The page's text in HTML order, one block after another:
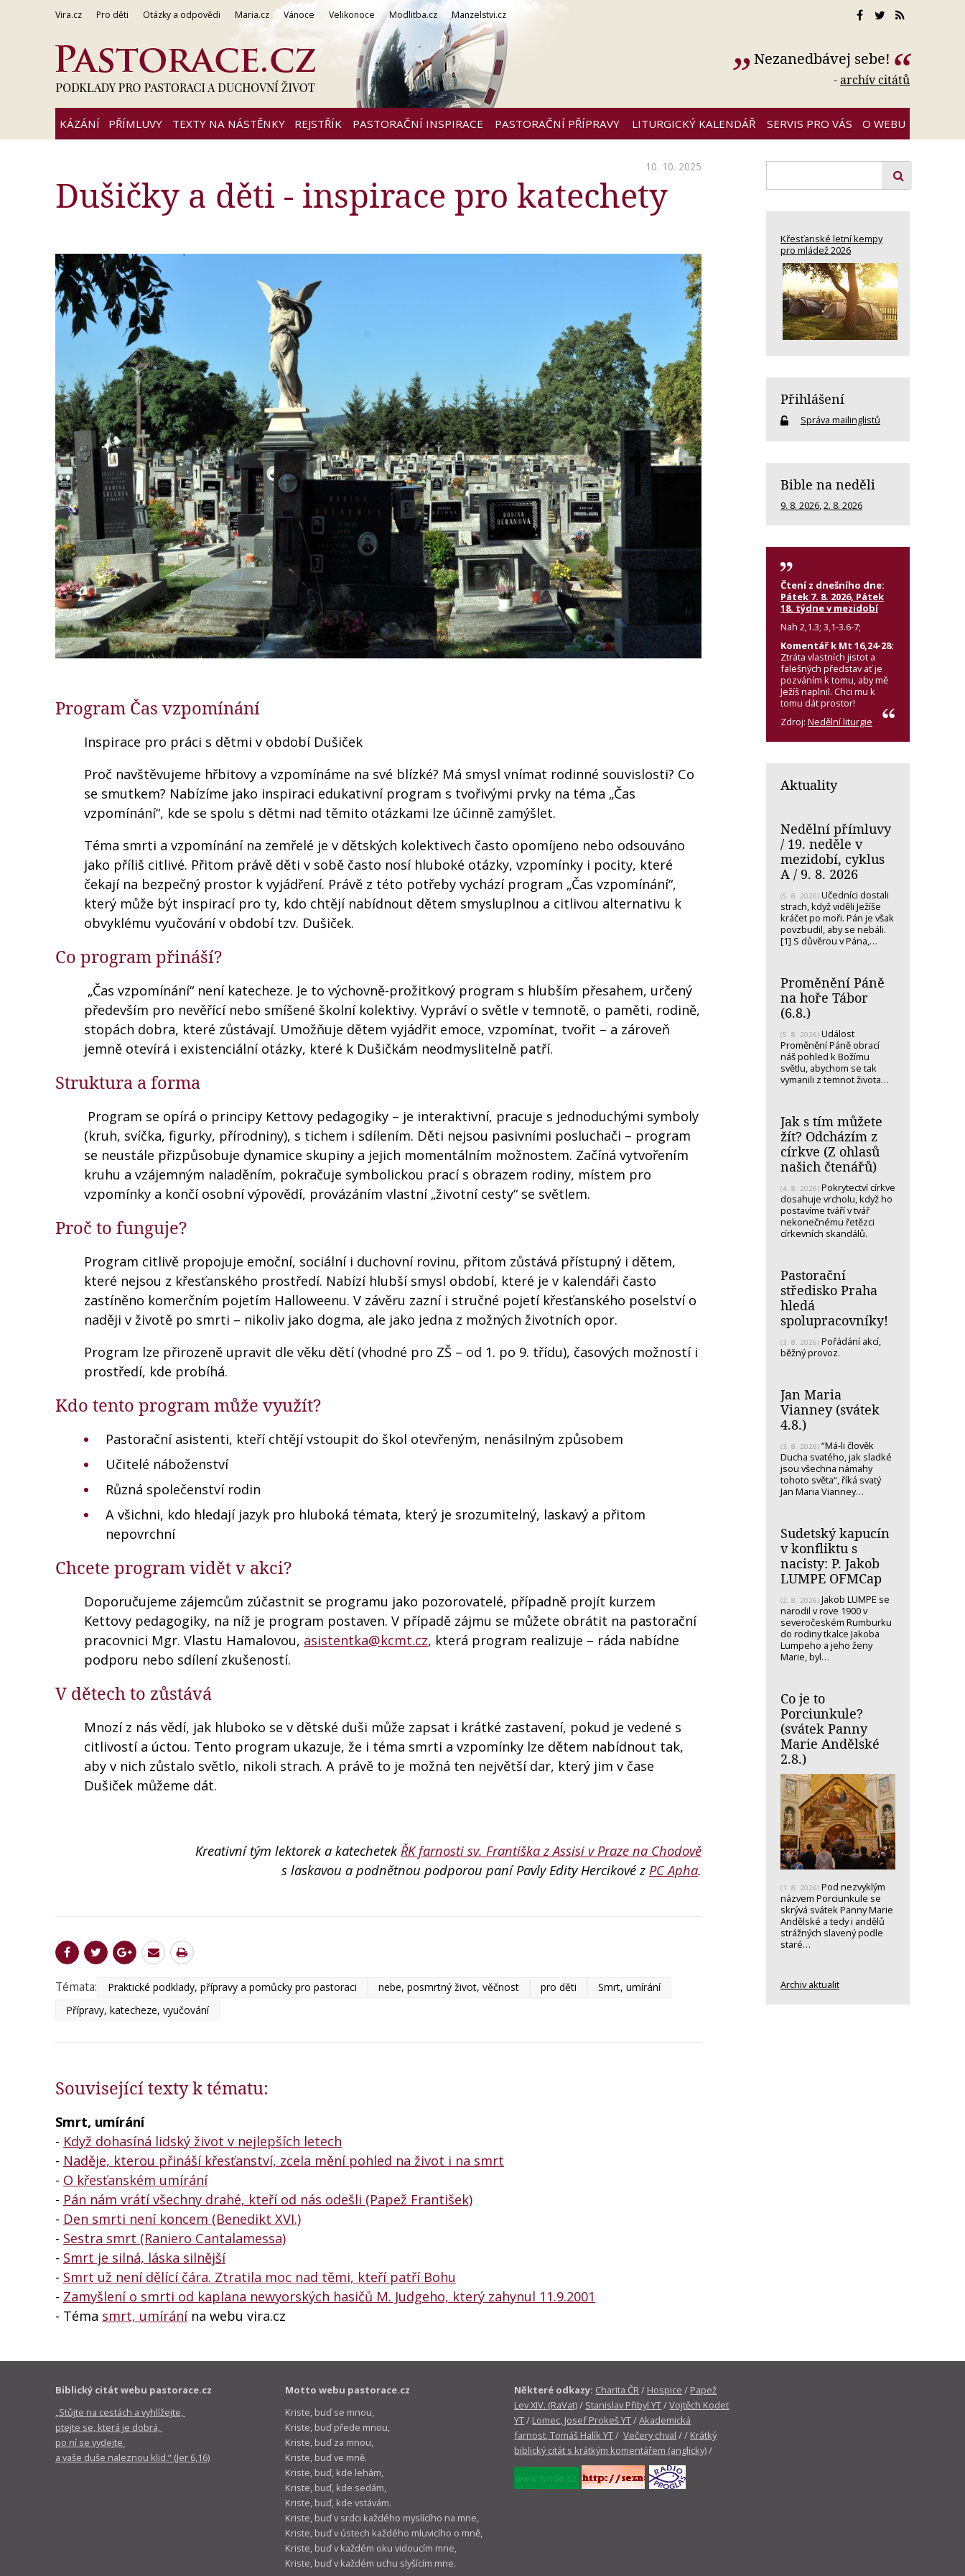
Vira.cz Pro děti Otázky a odpovědi Maria.cz Vánoce Velikonoce Modlitba.cz Manzelstvi.cz
Nezanedbávej sebe!
-archív citátů
KÁZÁNÍ PŘÍMLUVY TEXTY NA NÁSTĚNKY REJSTŘÍK PASTORAČNÍ INSPIRACE PASTORAČNÍ PŘÍPRAVY LITURGICKÝ KALENDÁŘ SERVIS PRO VÁS O WEBU
10. 10. 2025
Dušičky a děti - inspirace pro katechety
Program Čas vzpomínání
Inspirace pro práci s dětmi v období Dušiček
Proč navštěvujeme hřbitovy a vzpomínáme na své blízké? Má smysl vnímat rodinné souvislosti? Co
se smutkem? Nabízíme jako inspiraci edukativní program s tvořivými prvky na téma „Čas
vzpomínání“, kde se spolu s dětmi nad těmito otázkami lze účinně zamýšlet.
Téma smrti a vzpomínání na zemřelé je v dětských kolektivech často opomíjeno nebo odsouváno
jako příliš citlivé. Přitom právě děti v sobě často nosí hluboké otázky, vzpomínky i pocity, které
čekají na bezpečný prostor k vyjádření. Právě z této potřeby vychází program „Čas vzpomínání“,
který může být inspirací pro ty, kdo chtějí nabídnout dětem smysluplnou a citlivou alternativu k
obvyklému vyučování v období tzv. Dušiček.
Co program přináší?
„Čas vzpomínání“ není katecheze. Je to výchovně-prožitkový program s hlubším přesahem, určený
především pro nevěřící nebo smíšené školní kolektivy. Vypráví o světle v temnotě, o paměti, rodině,
stopách dobra, které zůstávají. Umožňuje dětem vyjádřit emoce, vzpomínat, tvořit – a zároveň
jemně otevírá i existenciální otázky, které k Dušičkám neodmyslitelně patří.
Struktura a forma
Program se opírá o principy Kettovy pedagogiky – je interaktivní, pracuje s jednoduchými symboly
(kruh, svíčka, figurky, přírodniny), s tichem i sdílením. Děti nejsou pasivními posluchači – program
se neustále přizpůsobuje dynamice skupiny a jejich momentálním možnostem. Začíná vytvořením
kruhu a vzájemným naladěním, pokračuje symbolickou prací s obrazem rodiny, místem pro
vzpomínky a končí osobní výpovědí, provázáním vlastní „životní cesty“ se světlem.
Proč to funguje?
Program citlivě propojuje emoční, sociální i duchovní rovinu, přitom zůstává přístupný i dětem,
které nejsou z křesťanského prostředí. Nabízí hlubší smysl období, které je v kalendáři často
zastíněno komerčním pojetím Halloweenu. V závěru zazní i stručné pojetí křesťanského poselství o
naději v životě po smrti – nikoliv jako dogma, ale jako jedna z možných životních opor.
Program lze přirozeně upravit dle věku dětí (vhodné pro ZŠ – od 1. po 9. třídu), časových možností i
prostředí, kde probíhá.
Kdo tento program může využít?
Pastorační asistenti, kteří chtějí vstoupit do škol otevřeným, nenásilným způsobem
Učitelé náboženství
Různá společenství rodin
A všichni, kdo hledají jazyk pro hluboká témata, který je srozumitelný, laskavý a přitom
nepovrchní
Chcete program vidět v akci?
Doporučujeme zájemcům zúčastnit se programu jako pozorovatelé, případně projít kurzem
Kettovy pedagogiky, na níž je program postaven. V případě zájmu se můžete obrátit na pastorační
pracovnici Mgr. Vlastu Hamalovou, asistentka@kcmt.cz, která program realizuje – ráda nabídne
podporu nebo sdílení zkušeností.
V dětech to zůstává
Mnozí z nás vědí, jak hluboko se v dětské duši může zapsat i krátké zastavení, pokud je vedené s
citlivostí a úctou. Tento program ukazuje, že i téma smrti a vzpomínky lze dětem nabídnout tak,
aby v nich zůstalo světlo, nikoli strach. A právě to je možná ten největší dar, který jim v čase
Dušiček můžeme dát.
Kreativní tým lektorek a katechetek ŘK farnosti sv. Františka z Assisi v Praze na Chodově
s laskavou a podnětnou podporou paní Pavly Edity Hercikové z PC Apha.
Témata: Praktické podklady, přípravy a pomůcky pro pastoraci nebe, posmrtný život, věčnost pro děti
Smrt, umírání
Přípravy, katecheze, vyučování
Související texty k tématu:
Smrt, umírání
- Když dohasíná lidský život v nejlepších letech
- Naděje, kterou přináší křesťanství, zcela mění pohled na život i na smrt
- O křesťanském umírání
- Pán nám vrátí všechny drahé, kteří od nás odešli (Papež František)
- Den smrti není koncem (Benedikt XVI.)
- Sestra smrt (Raniero Cantalamessa)
- Smrt je silná, láska silnější
- Smrt už není dělící čára. Ztratila moc nad těmi, kteří patří Bohu
- Zamyšlení o smrti od kaplana newyorských hasičů M. Judgeho, který zahynul 11.9.2001
- Téma smrt, umíránína webu vira.cz
Křesťanské letní kempy
pro mládež 2026
Přihlášení
Správa mailinglistů
Bible na neděli
9. 8. 2026 2. 8. 2026
Čtení z dnešního dne:
Pátek 7. 8. 2026, Pátek
18. týdne v mezidobí
Nah 2,1.3; 3,1-3.6-7;
Komentář k Mt 16,24-28:
Ztráta vlastních jistot a
falešných představ ať je
pozváním k tomu, aby mě
Ježíš naplnil. Chci mu k
tomu dát prostor!
Zdroj: Nedělní liturgie
Aktuality
Nedělní přímluvy
/ 19. neděle v
mezidobí, cyklus
A / 9. 8. 2026
(5. 8. 2026) Učedníci dostali
strach, když viděli Ježíše
kráčet po moři. Pán je však
povzbudil, aby se nebáli.
[1] S důvěrou v Pána,…
Proměnění Páně
na hoře Tábor
(6.8.)
(5. 8. 2026) Událost
Proměnění Páně obrací
náš pohled k Božímu
světlu, abychom se tak
vymanili z temnot života…
Jak s tím můžete
žít? Odcházím z
církve (Z ohlasů
našich čtenářů)
(4. 8. 2026) Pokrytectví církve
dosahuje vrcholu, když ho
postavíme tváří v tvář
nekonečnému řetězci
církevních skandálů.
Pastorační
středisko Praha
hledá
spolupracovníky!
(3. 8. 2026) Pořádání akcí,
běžný provoz.
Jan Maria
Vianney (svátek
4.8.)
(3. 8. 2026) “Má-li člověk
Ducha svatého, jak sladké
jsou všechna námahy
tohoto světa“, říká svatý
Jan Maria Vianney…
Sudetský kapucín
v konfliktu s
nacisty: P. Jakob
LUMPE OFMCap
(2. 8. 2026) Jakob LUMPE se
narodil v rove 1900 v
severočeském Rumburku
do rodiny tkalce Jakoba
Lumpeho a jeho ženy
Marie, byl…
Co je to
Porciunkule?
(svátek Panny
Marie Andělské
2.8.)
(1. 8. 2026) Pod nezvyklým
názvem Porciunkule se
skrývá svátek Panny Marie
Andělské a tedy i andělů
strážných slavený podle
staré…
Archiv aktualit
Biblický citát webu pastorace.cz
„Stůjte na cestách a vyhlížejte,
ptejte se, která je dobrá,
po ní se vydejte
a vaše duše naleznou klid.“ (Jer 6,16)
Motto webu pastorace.cz
Kriste, buď se mnou,
Kriste, buď přede mnou,
Kriste, buď za mnou,
Kriste, buď ve mně.
Kriste, buď, kde lehám,
Kriste, buď, kde sedám,
Kriste, buď, kde vstávám.
Kriste, buď v srdci každého myslícího na mne,
Kriste, buď v ústech každého mluvicího o mně,
Kriste, buď v každém oku vidoucím mne,
Kriste, buď v každém uchu slyšícím mne.
Některé odkazy: Charita ČR/ Hospice / Papež
Lev XIV. (RaVat)/ Stanislav Přibyl YT/Vojtěch Kodet
YT/ Lomec, Josef Prokeš YT/Akademická
farnost, Tomáš Halík YT/Večery chval / / Krátký
biblický citát s krátkým komentářem (anglicky)/